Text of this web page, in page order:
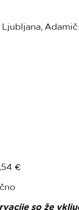
€
so že